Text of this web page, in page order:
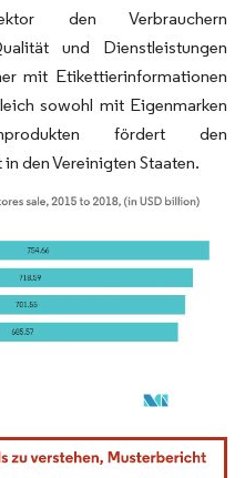
den Verbrauchern
und Dienstleistungen
mit Etikettierinformationen
sowohl mit Eigenmarken
fördert den
den Vereinigten Staaten.
erfordert Namensnennung gemäß